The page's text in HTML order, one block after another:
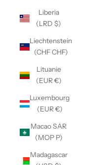
Liberia
(LRD $)
Liechtenstein
(CHF CHF)
Lituanie
(EUR €)
Luxembourg
(EUR €)
Macao SAR
(MOP P)
Madagascar